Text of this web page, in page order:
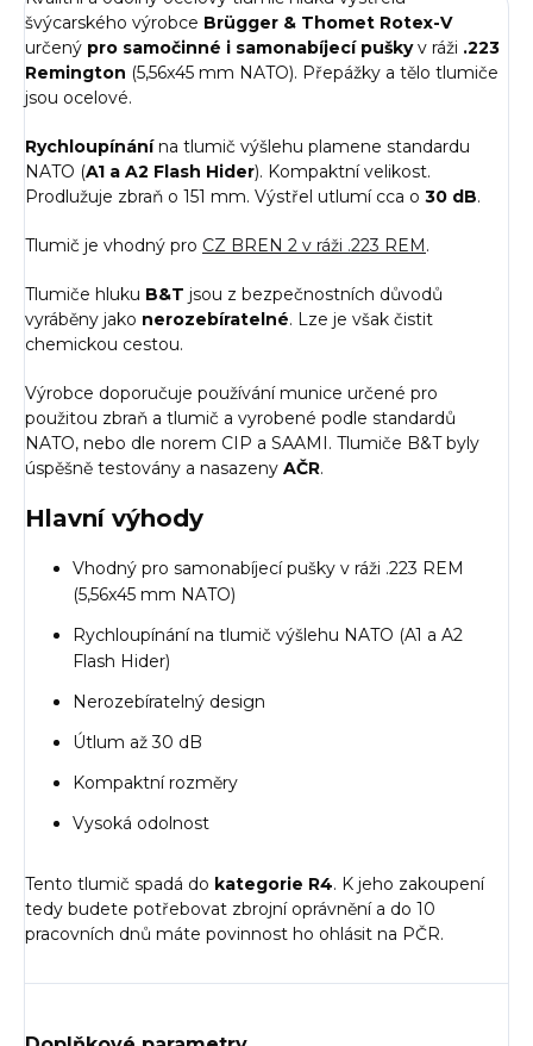
švýcarského výrobce Brügger & Thomet Rotex-V
určený pro samočinné i samonabíjecí puškyv ráži .223
Remington (5,56x45 mm NATO). Přepážky a tělo tlumiče
jsou ocelové.
Rychloupínánína tlumič výšlehu plamene standardu
NATO (A1 a A2 Flash Hider). Kompaktní velikost.
Prodlužuje zbraň o 151 mm. Výstřel utlumí cca o 30 dB.
Tlumič je vhodný pro CZ BREN 2 v ráži .223 REM.
Tlumiče hluku B&T jsou z bezpečnostních důvodů
vyráběny jako nerozebíratelné. Lze je však čistit
chemickou cestou.
Výrobce doporučuje používání munice určené pro
použitou zbraň a tlumič a vyrobené podle standardů
NATO, nebo dle norem CIP a SAAMI. Tlumiče B&T byly
úspěšně testovány a nasazeny AČR.
Hlavní výhody
Vhodný pro samonabíjecí pušky v ráži .223 REM
(5,56x45 mm NATO)
Rychloupínání na tlumič výšlehu NATO (A1 a A2
Flash Hider)
Nerozebíratelný design
Útlum až 30 dB
Kompaktní rozměry
Vysoká odolnost
Tento tlumič spadá do kategorie R4. K jeho zakoupení
tedy budete potřebovat zbrojní oprávnění a do 10
pracovních dnů máte povinnost ho ohlásit na PČR.